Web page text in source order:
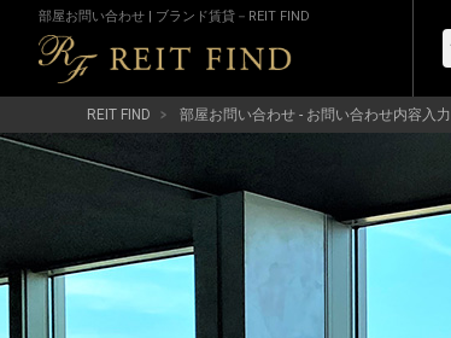
部屋お問い合わせ | ブランド賃貸－REIT FIND
REIT FIND 部屋お問い合わせ - お問い合わせ内容入力